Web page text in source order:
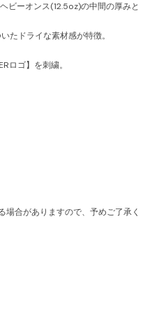
ビーオンス(12.5oz)の中間の厚みと
たドライな素材感が特徴。
ロゴ】を刺繍。
場合がありますので、予めご了承く